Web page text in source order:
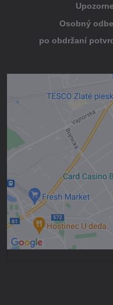
Osobný
po obdržaní
Externý
Prajete si
Povoliť a
Otvoriť